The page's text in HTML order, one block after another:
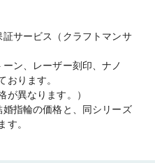
サービス（クラフトマンサ
ン、レーザー刻印、ナノ
おります。
が異なります。）
指輪の価格と、同シリーズ
。